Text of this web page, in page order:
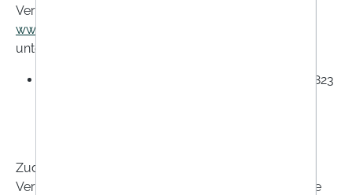
Verantwortliche Stelle für die Seite
www.trustedshops.at
unter
Trusted Shops AG, Subbelrather Straße 15c, 50823
Zudem teilen wir die erforderlichen Daten mit dem
Versanddienstleister Österreichische Post AG, um die